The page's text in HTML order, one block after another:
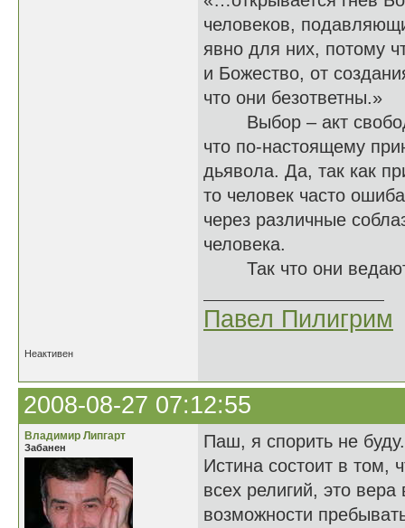
человеков,
явно для них, потому
и Божество, от
что они безответны.»
Выбор – акт
что по-настоящему
дьявола. Да, так как
то человек часто
через различные
человека.
Так что они ведают,
Павел Пилигрим
Неактивен
2008-08-27 07:12:55
Владимир Липгарт
Забанен
Паш, я спорить не буду.
Истина состоит в том,
всех религий, это
возможности